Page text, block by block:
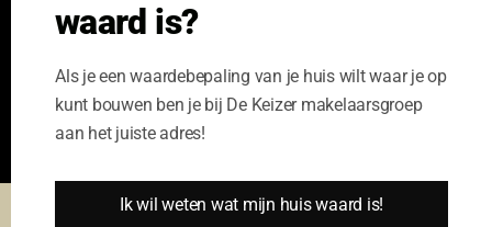
waard is?
Als je een waardebepaling van je huis wilt waar je op
kunt bouwen ben je bij De Keizer makelaarsgroep
aan het juiste adres!
Ik wil weten wat mijn huis waard is!